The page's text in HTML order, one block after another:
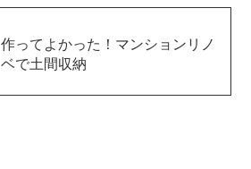
作ってよかった！マンションリノ
ベで土間収納